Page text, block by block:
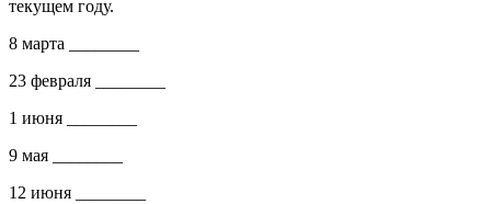
текущем году.
8 марта ________
23 февраля ________
1 июня ________
9 мая ________
12 июня ________